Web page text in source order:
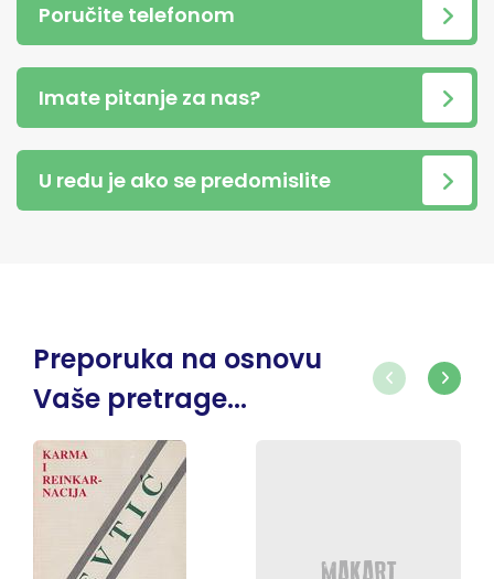
Poručite telefonom
Imate pitanje za nas?
U redu je ako se predomislite
Preporuka na osnovu
Vaše pretrage...